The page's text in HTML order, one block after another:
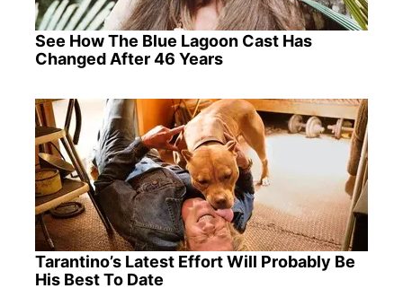
See How The Blue Lagoon Cast Has
Changed After 46 Years
Tarantino’s Latest Effort Will Probably Be
His Best To Date